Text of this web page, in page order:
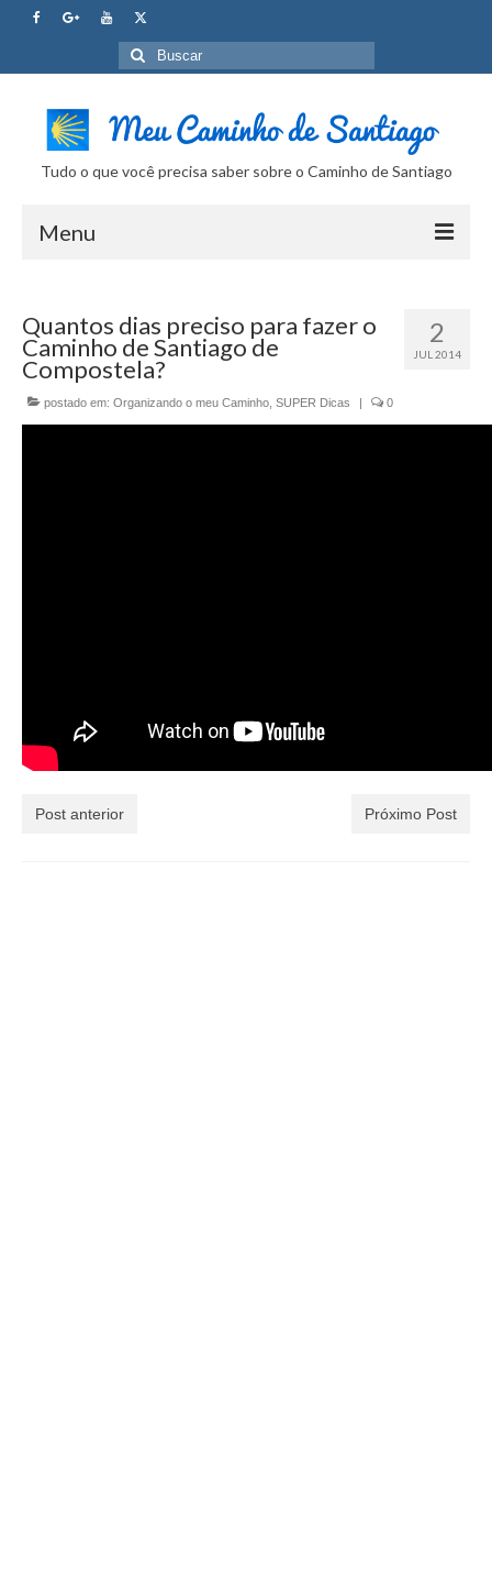
Buscar
por:
Tudo o que você precisa saber sobre o Caminho de Santiago
Menu
Tudo sobre o Caminho
Internet no Caminho
SUPER Dicas
Envie sua Pergunta…
2
JUL 2014
Quantos dias preciso para fazer o
Caminho de Santiago de
Compostela?
postado em: Organizando o meu Caminho SUPER Dicas | 0
Post anterior Próximo Post